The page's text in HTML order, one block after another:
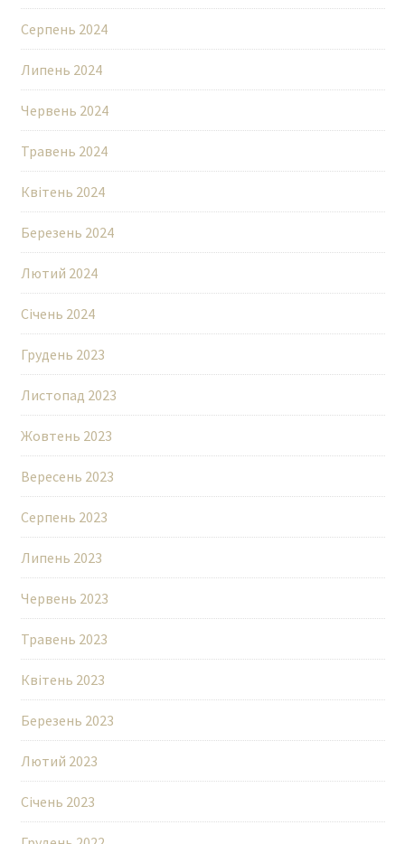
Серпень 2024
Липень 2024
Червень 2024
Травень 2024
Квітень 2024
Березень 2024
Лютий 2024
Січень 2024
Грудень 2023
Листопад 2023
Жовтень 2023
Вересень 2023
Серпень 2023
Липень 2023
Червень 2023
Травень 2023
Квітень 2023
Березень 2023
Лютий 2023
Січень 2023